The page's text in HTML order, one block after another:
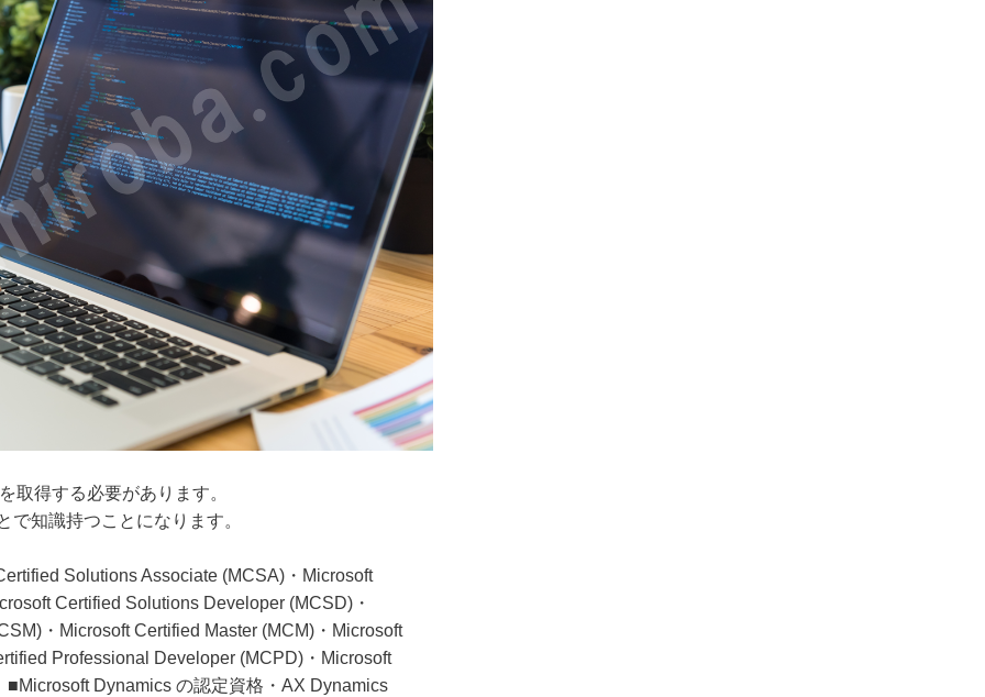
取得する必要があります。
知識持つことになります。
Solutions Associate (MCSA)・Microsoft
Certified Solutions Developer (MCSD)・
・Microsoft Certified Master (MCM)・Microsoft
Professional Developer (MCPD)・Microsoft
Dynamics の認定資格・AX Dynamics